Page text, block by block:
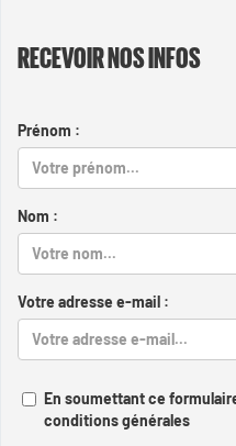
RECEVOIR NOS INFOS
Prénom :
Nom :
Votre adresse e-mail :
En soumettant ce
conditions générales